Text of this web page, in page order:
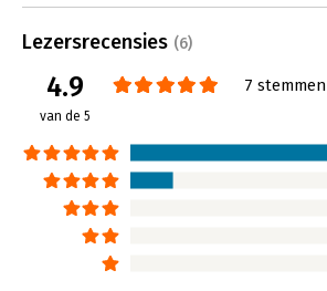
Lezersrecensies (6)
4.9
van de 5
7 stemmen